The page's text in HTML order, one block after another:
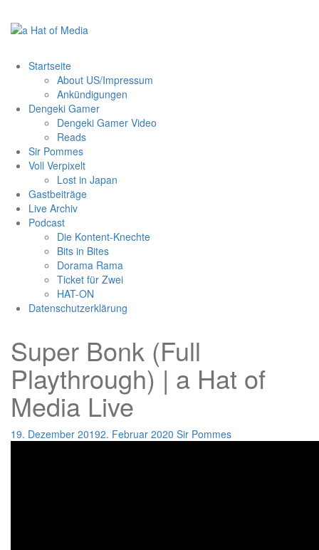
Inhalt
springen
Startseite
About US/Impressum
Ankündigungen
Dengeki Gamer
Dengeki Gamer Video
Reads
Sir Pommes
Voll Verpixelt
Lost in Japan
Gastbeiträge
Live Archiv
Podcast
Die Kontent-Knechte
Bits in Bites
Dorama Rama
Ticket für Zwei
HAT-ON
Datenschutzerklärung
Super Bonk (Full
Playthrough) | a Hat of
Media Live
19. Dezember 20192. Februar 2020 Sir Pommes